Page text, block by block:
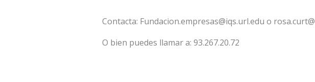
Contacta: Fundacion.empresas@iqs.url.edu o
O bien puedes llamar a: 93.267.20.72